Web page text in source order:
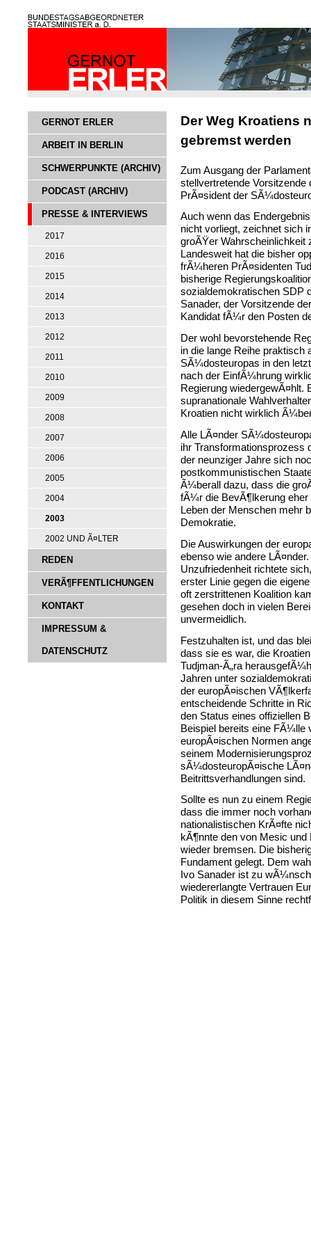
GERNOT ERLER
ARBEIT IN BERLIN
SCHWERPUNKTE (ARCHIV)
PODCAST (ARCHIV)
PRESSE & INTERVIEWS
2017
2016
2015
2014
2013
2012
2011
2010
2009
2008
2007
2006
2005
2004
2003
2002 UND Ã¤LTER
REDEN
VERÃ¶FFENTLICHUNGEN
KONTAKT
IMPRESSUM &
DATENSCHUTZ
Der Weg Kroatiens
gebremst werden
Zum Ausgang der
stellvertretende
PrÃ¤sident der
Auch wenn das
nicht vorliegt, zeichnet sich
groÃŸer
Landesweit hat die bisher
frÃ¼heren PrÃ¤sidenten
bisherige
sozialdemokratischen SDP
Sanader, der Vorsitzende
Kandidat fÃ¼r den Posten
Der wohl bevorstehende
in die lange Reihe praktisch
SÃ¼dosteuropas in den
nach der EinfÃ¼hrung
Regierung
supranationale
Kroatien nicht wirklich
Alle LÃ¤nder
ihr Transformationsprozess
der neunziger Jahre sich
postkommunistischen
Ã¼berall dazu, dass die
fÃ¼r die BevÃ¶lkerung
Leben der Menschen mehr
Demokratie.
Die Auswirkungen der
ebenso wie andere
Unzufriedenheit richtete
erster Linie gegen die
oft zerstrittenen Koalition
gesehen doch in vielen
unvermeidlich.
Festzuhalten ist, und das
dass sie es war, die
Tudjman-Ã„ra
Jahren unter
der europÃ¤ischen
entscheidende Schritte in
den Status eines offiziellen
Beispiel bereits eine FÃ¼lle
europÃ¤ischen Normen
seinem
sÃ¼dosteuropÃ¤ische
Beitrittsverhandlungen sind.
Sollte es nun zu einem
dass die immer noch
nationalistischen KrÃ¤fte
kÃ¶nnte den von Mesic
wieder bremsen. Die
Fundament gelegt. Dem
Ivo Sanader ist zu
wiedererlangte Vertrauen
Politik in diesem Sinne